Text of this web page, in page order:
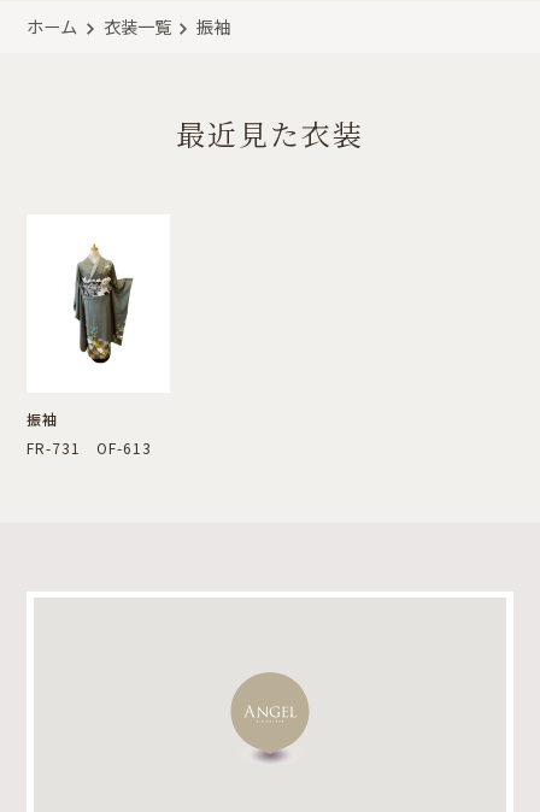
ホーム 衣装一覧 振袖
最近見た衣装
振袖
FR-731 OF-613